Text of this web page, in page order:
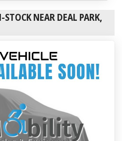
NEAR DEAL PARK,